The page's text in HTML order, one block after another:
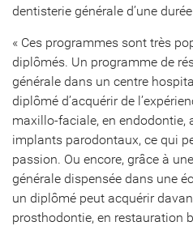
dentisterie générale d’une
« Ces programmes sont très
diplômés. Un programme de
générale dans un centre
diplômé d’acquérir de
maxillo-faciale, en endodontie,
implants parodontaux, ce qui
passion. Ou encore, grâce à
générale dispensée dans une
un diplômé peut acquérir
prosthodontie, en restauration